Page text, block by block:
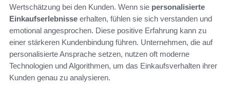
Wertschätzung bei den Kunden. Wenn sie personalisierte
Einkaufserlebnisse erhalten, fühlen sie sich verstanden und
emotional angesprochen. Diese positive Erfahrung kann zu
einer stärkeren Kundenbindung führen. Unternehmen, die auf
personalisierte Ansprache setzen, nutzen oft moderne
Technologien und Algorithmen, um das Einkaufsverhalten ihrer
Kunden genau zu analysieren.